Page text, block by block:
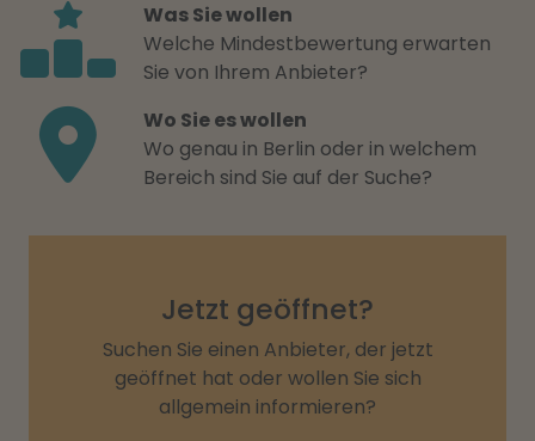
Was Sie wollen
Welche Mindestbewertung erwarten
Sie von Ihrem Anbieter?
Wo Sie es wollen
Wo genau in Berlin oder in welchem
Bereich sind Sie auf der Suche?
Jetzt geöffnet?
Suchen Sie einen Anbieter, der jetzt
geöffnet hat oder wollen Sie sich
allgemein informieren?